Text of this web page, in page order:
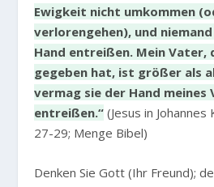
Ewigkeit nicht umkommen
verlorengehen), und
Hand entreißen. Mein Vater,
gegeben hat, ist größer als
vermag sie der Hand meines
entreißen.“ (Jesus in
27-29; Menge Bibel)
Denken Sie Gott (Ihr Freund);